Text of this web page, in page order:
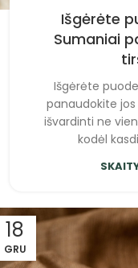
Išgėrėte
Sumaniai
Išgėrėte
panaudokite
išvardinti ne
kodėl
18
GRU